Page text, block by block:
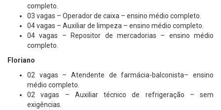
completo.
03 vagas – Operador de caixa – ensino médio completo.
04 vagas – Auxiliar de limpeza – ensino médio completo.
04 vagas – Repositor de mercadorias – ensino médio
completo.
Floriano
02 vagas – Atendente de farmácia-balconista– ensino
médio completo.
02 vagas – Auxiliar técnico de refrigeração – sem
exigências.